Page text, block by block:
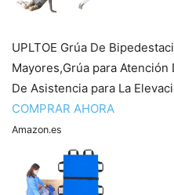
UPLTOE Grúa De
Mayores,Grúa para
De Asistencia para La
COMPRAR AHORA
Amazon.es